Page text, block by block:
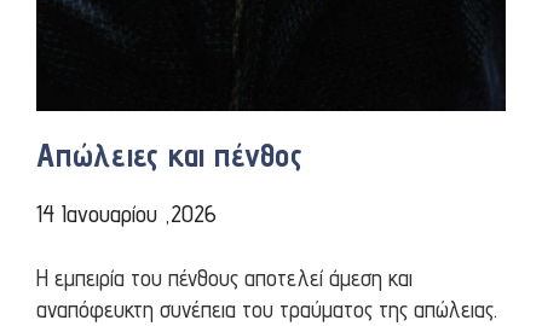
Απώλειες και πένθος
14 Ιανουαρίου ,2026
Η εμπειρία του πένθους αποτελεί άμεση και
αναπόφευκτη συνέπεια του τραύματος της απώλειας.